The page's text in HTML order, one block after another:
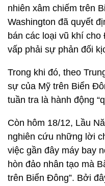
nhiên xâm chiếm trên
Washington đã quyết
bán các loại vũ khí
vấp phải sự phản đối
Trong khi đó, theo
sự của Mỹ trên Biển
tuần tra là hành động
Còn hôm 18/12, Lầu
nghiên cứu những lời
việc gần đây máy bay
hòn đảo nhân tạo mà
trên Biển Đông”. Bởi